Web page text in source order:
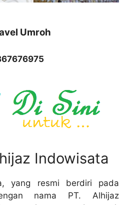
Umroh
Indowisata
yang resmi berdiri pada
nama PT. Alhijaz